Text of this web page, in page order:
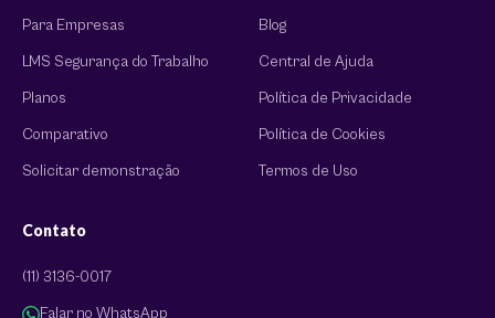
Para Empresas
LMS Segurança do Trabalho
Planos
Comparativo
Solicitar demonstração
Blog
Central de Ajuda
Política de Privacidade
Política de Cookies
Termos de Uso
Contato
(11) 3136-0017
Falar no WhatsApp